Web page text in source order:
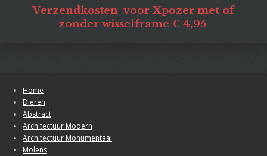
Verzendkosten voor Xpozer met of
zonder wisselframe € 4,95
Home
Dieren
Abstract
Architectuur Modern
Architectuur Monumentaal
Molens